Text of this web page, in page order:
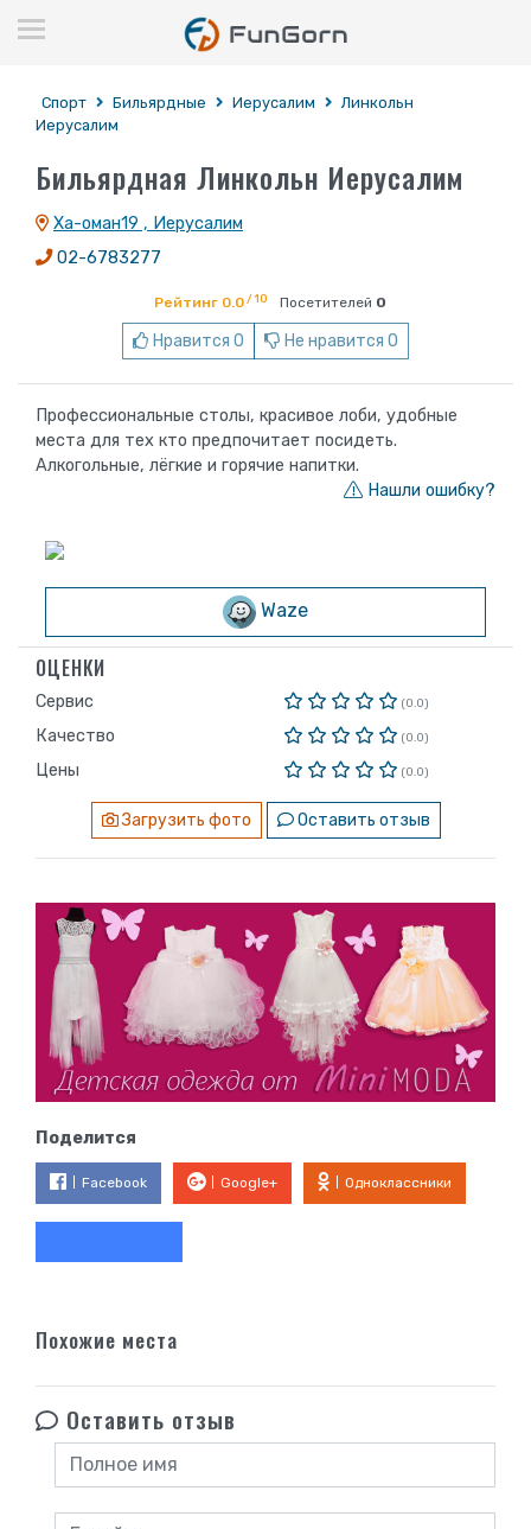
Спорт Бильярдные Иерусалим
Линкольн
Иерусалим
Бильярдная Линкольн Иерусалим
Ха-оман19 , Иерусалим
02-6783277
Рейтинг 0.0/ 10 Посетителей 0
Нравится 0 Не нравится 0
Профессиональные столы, красивое лоби, удобные
места для тех кто предпочитает посидеть.
Алкогольные, лёгкие и горячие напитки.
Нашли ошибку?
Waze
ОЦЕНКИ
Сервис (0.0)
Качество (0.0)
Цены (0.0)
Загрузить фото Оставить отзыв
Поделится
Facebook Google+ Одноклассники
Похожие места
Оставить отзыв